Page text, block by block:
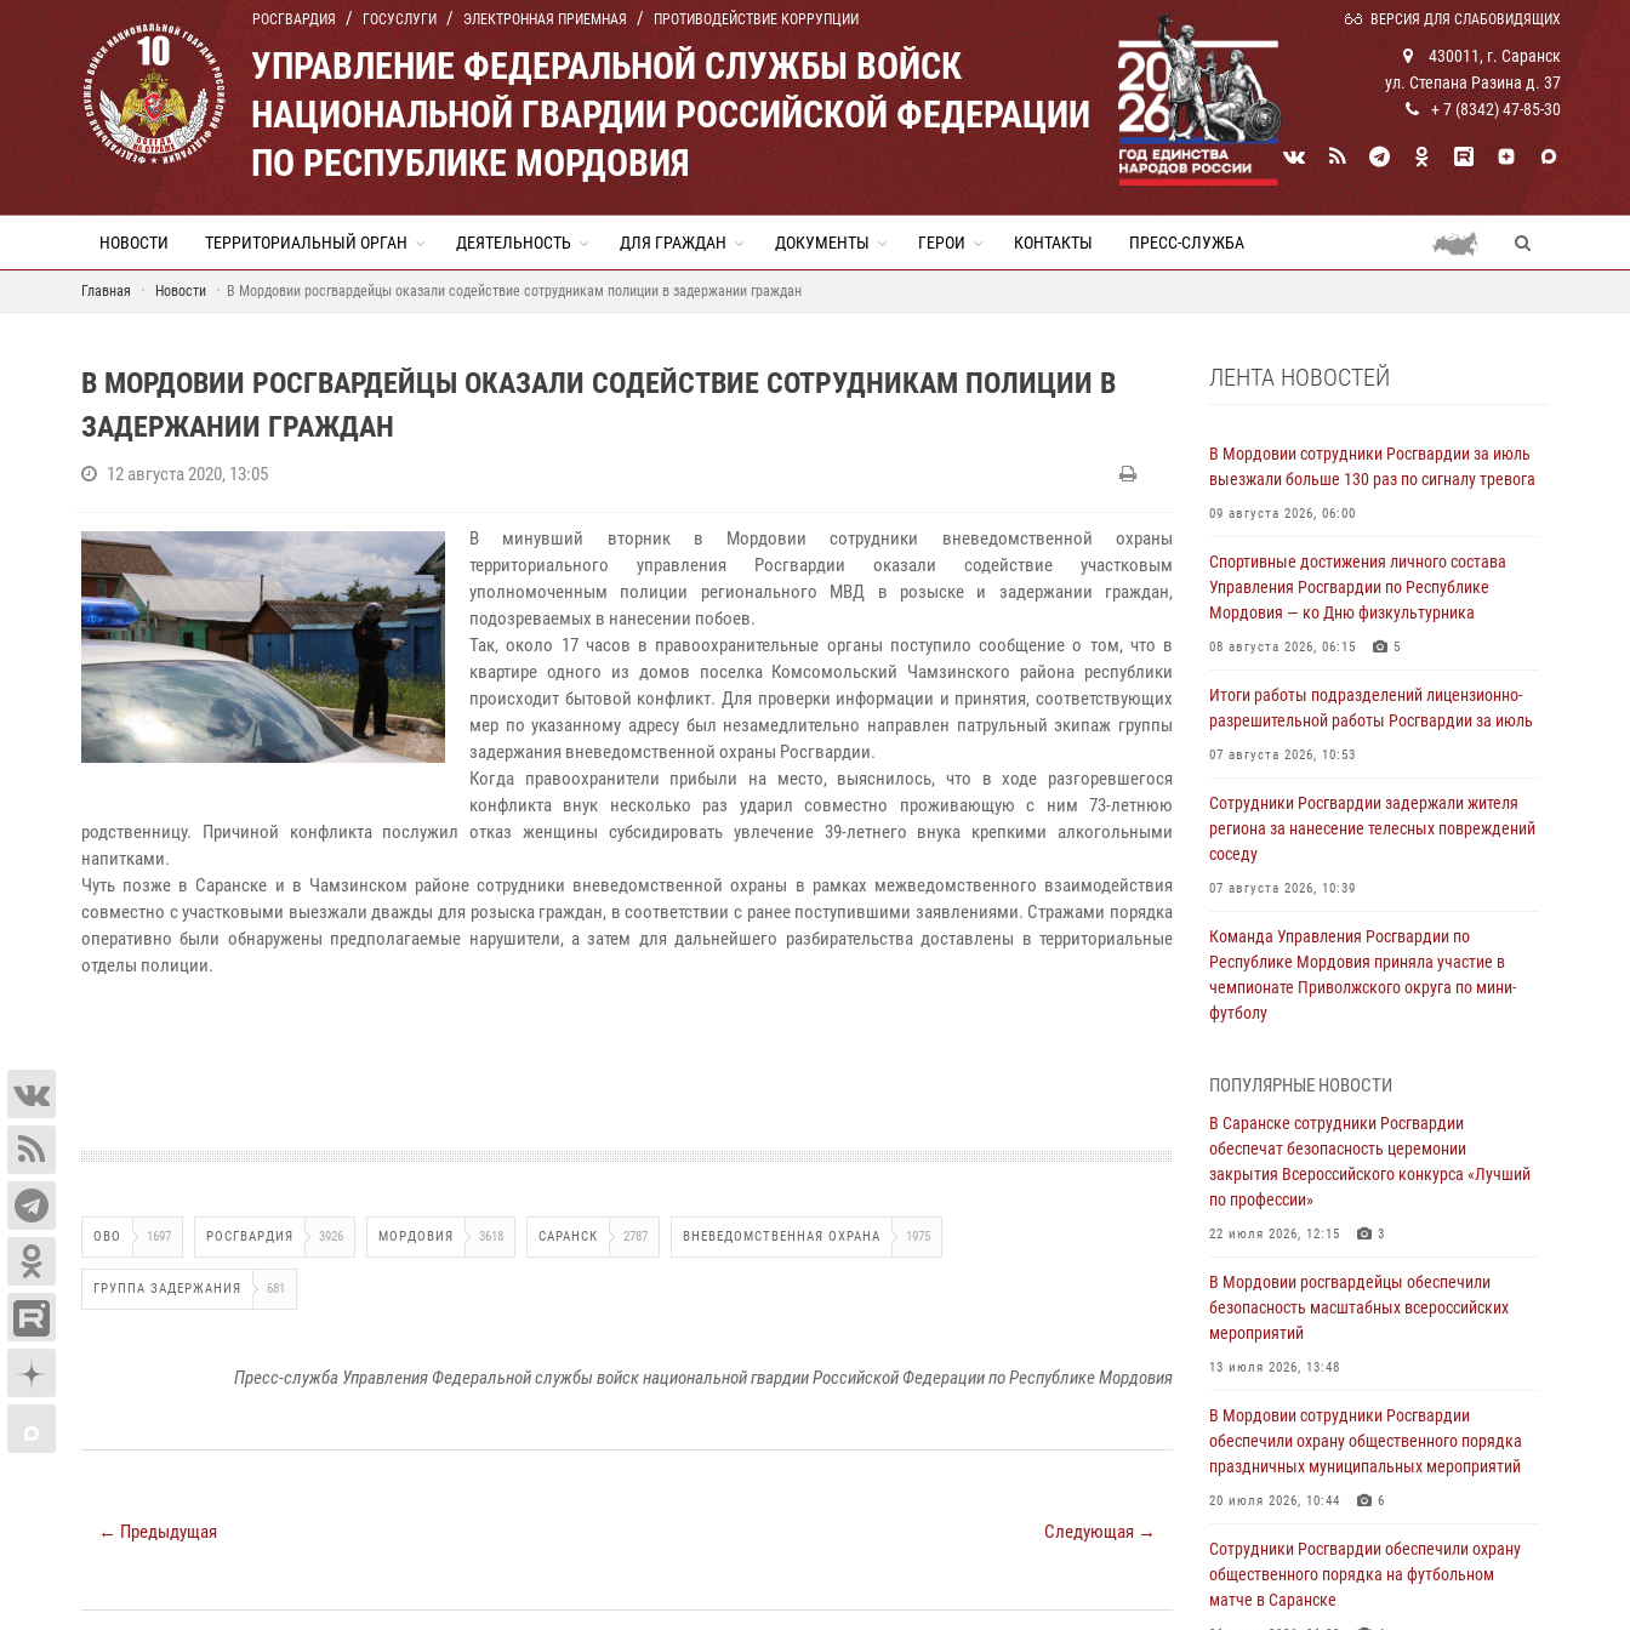
РОСГВАРДИЯ ГОСУСЛУГИ ЭЛЕКТРОННАЯ ПРИЕМНАЯ ПРОТИВОДЕЙСТВИЕ КОРРУПЦИИ ВЕРСИЯ ДЛЯ СЛАБОВИДЯЩИХ
УПРАВЛЕНИЕ ФЕДЕРАЛЬНОЙ СЛУЖБЫ ВОЙСК
НАЦИОНАЛЬНОЙ ГВАРДИИ РОССИЙСКОЙ ФЕДЕРАЦИИ
ПО РЕСПУБЛИКЕ МОРДОВИЯ
430011, г. Саранск
ул. Степана Разина д. 37
+ 7 (8342) 47-85-30
НОВОСТИ ТЕРРИТОРИАЛЬНЫЙ ОРГАН ДЕЯТЕЛЬНОСТЬ ДЛЯ ГРАЖДАН ДОКУМЕНТЫ ГЕРОИ КОНТАКТЫ ПРЕСС-СЛУЖБА
Главная Новости В Мордовии росгвардейцы оказали содействие сотрудникам полиции в задержании граждан
В МОРДОВИИ РОСГВАРДЕЙЦЫ ОКАЗАЛИ СОДЕЙСТВИЕ СОТРУДНИКАМ ПОЛИЦИИ В
ЗАДЕРЖАНИИ ГРАЖДАН
12 августа 2020, 13:05
В минувший вторник в Мордовии сотрудники вневедомственной охраны
территориального управления Росгвардии оказали содействие участковым
уполномоченным полиции регионального МВД в розыске и задержании граждан,
подозреваемых в нанесении побоев.
Так, около 17 часов в правоохранительные органы поступило сообщение о том, что в
квартире одного из домов поселка Комсомольский Чамзинского района республики
происходит бытовой конфликт. Для проверки информации и принятия, соответствующих
мер по указанному адресу был незамедлительно направлен патрульный экипаж группы
задержания вневедомственной охраны Росгвардии.
Когда правоохранители прибыли на место, выяснилось, что в ходе разгоревшегося
конфликта внук несколько раз ударил совместно проживающую с ним 73-летнюю
родственницу. Причиной конфликта послужил отказ женщины субсидировать увлечение 39-летнего внука крепкими алкогольными
напитками.
Чуть позже в Саранске и в Чамзинском районе сотрудники вневедомственной охраны в рамках межведомственного взаимодействия
совместно с участковыми выезжали дважды для розыска граждан, в соответствии с ранее поступившими заявлениями. Стражами порядка
оперативно были обнаружены предполагаемые нарушители, а затем для дальнейшего разбирательства доставлены в территориальные
отделы полиции.
ОВО 1697 РОСГВАРДИЯ 3926 МОРДОВИЯ 3618 САРАНСК 2787 ВНЕВЕДОМСТВЕННАЯ ОХРАНА 1975
ГРУППА ЗАДЕРЖАНИЯ 681
Пресс-служба Управления Федеральной службы войск национальной гвардии Российской Федерации по Республике Мордовия
← Предыдущая Следующая →
ЛЕНТА НОВОСТЕЙ
В Мордовии сотрудники Росгвардии за июль
выезжали больше 130 раз по сигналу тревога
09 августа 2026, 06:00
Спортивные достижения личного состава
Управления Росгвардии по Республике
Мордовия — ко Дню физкультурника
08 августа 2026, 06:15 5
Итоги работы подразделений лицензионно-
разрешительной работы Росгвардии за июль
07 августа 2026, 10:53
Сотрудники Росгвардии задержали жителя
региона за нанесение телесных повреждений
соседу
07 августа 2026, 10:39
Команда Управления Росгвардии по
Республике Мордовия приняла участие в
чемпионате Приволжского округа по мини-
футболу
Росгвардейцы выполнили в полном объёме
задачи по охране общественного порядка в
период важного для Мордовии праздника
06 августа 2026, 08:48 5
В Мордовии руководство и личный состав
посвящённых 25-летию канонизации Фёдора
Ушакова
06 августа 2026, 08:14
задержали дебошира, повредившего
имущество в кафе
06 августа 2026, 07:03
правоохранители отреагировали
незамедлительно
05 августа 2026, 15:04
ПОПУЛЯРНЫЕ НОВОСТИ
В Саранске сотрудники Росгвардии
обеспечат безопасность церемонии
закрытия Всероссийского конкурса «Лучший
по профессии»
22 июля 2026, 12:15 3
В Мордовии росгвардейцы обеспечили
безопасность масштабных всероссийских
мероприятий
13 июля 2026, 13:48
В Мордовии сотрудники Росгвардии
обеспечили охрану общественного порядка
праздничных муниципальных мероприятий
20 июля 2026, 10:44 6
Сотрудники Росгвардии обеспечили охрану
общественного порядка на футбольном
матче в Саранске